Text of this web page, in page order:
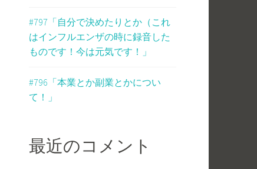
#797「自分で決めたりとか（これ
はインフルエンザの時に録音した
ものです！今は元気です！」
#796「本業とか副業とかについ
て！」
最近のコメント